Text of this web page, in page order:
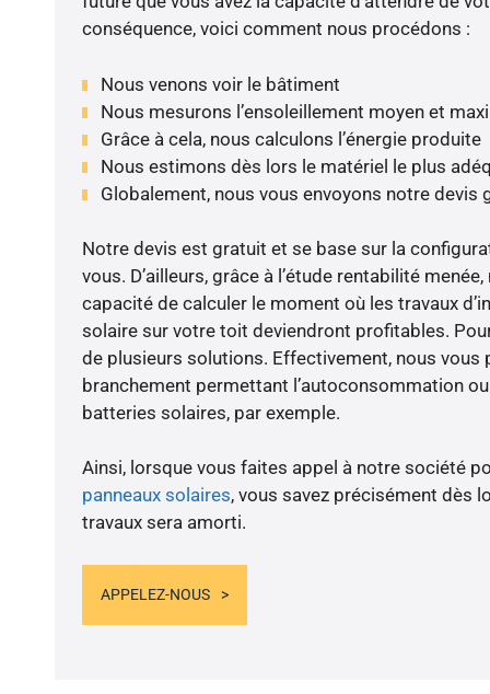
conséquence, voici comment nous procédons :
Nous venons voir le bâtiment
Nous mesurons l’ensoleillement moyen et
Grâce à cela, nous calculons l’énergie produite
Nous estimons dès lors le matériel le plus
Globalement, nous vous envoyons notre devis
Notre devis est gratuit et se base sur la
vous. D’ailleurs, grâce à l’étude rentabilité
capacité de calculer le moment où les travaux
solaire sur votre toit deviendront profitables.
de plusieurs solutions. Effectivement, nous vous
branchement permettant l’autoconsommation
batteries solaires, par exemple.
Ainsi, lorsque vous faites appel à notre société
panneaux solaires, vous savez précisément dès
travaux sera amorti.
APPELEZ-NOUS